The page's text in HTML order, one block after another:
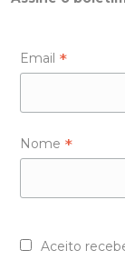
Email *
Nome *
Aceito